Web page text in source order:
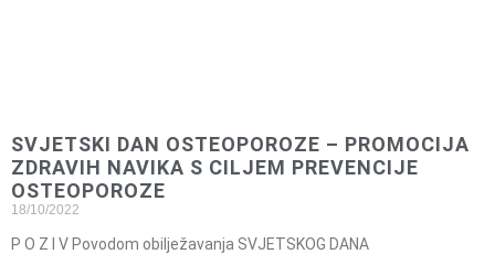
SVJETSKI DAN OSTEOPOROZE – PROMOCIJA
ZDRAVIH NAVIKA S CILJEM PREVENCIJE
OSTEOPOROZE
18/10/2022
P O Z I V Povodom obilježavanja SVJETSKOG DANA